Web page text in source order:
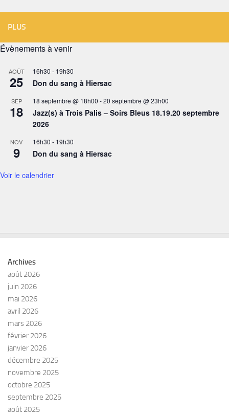
PLUS
Évènements à venir
AOÛT
25
16h30 - 19h30
Don du sang à Hiersac
SEP
18
18 septembre @ 18h00 -20 septembre @ 23h00
Jazz(s) à Trois Palis – Soirs Bleus 18.19.20 septembre
2026
NOV
9
16h30 - 19h30
Don du sang à Hiersac
Voir le calendrier
Archives
août 2026
juin 2026
mai 2026
avril 2026
mars 2026
février 2026
janvier 2026
décembre 2025
novembre 2025
octobre 2025
septembre 2025
août 2025